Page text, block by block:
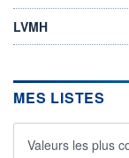
LVMH
MES LISTES
Valeurs les plus